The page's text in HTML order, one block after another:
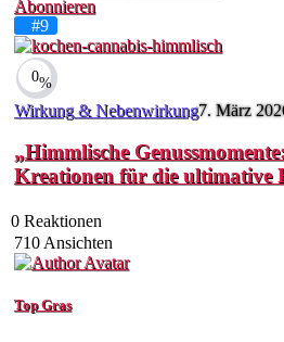
Abonnieren
#9
0%
Wirkung & Nebenwirkung7. März
„Himmlische
Kreationen für die ultimative
0 Reaktionen
710 Ansichten
Top Gras